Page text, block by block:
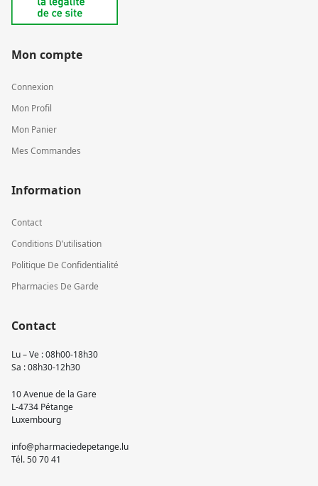
Mon compte
Connexion
Mon Profil
Mon Panier
Mes Commandes
Information
Contact
Conditions D’utilisation
Politique De Confidentialité
Pharmacies De Garde
Contact
Lu – Ve : 08h00-18h30
Sa : 08h30-12h30
10 Avenue de la Gare
L-4734 Pétange
Luxembourg
info@pharmaciedepetange.lu
Tél.50 70 41